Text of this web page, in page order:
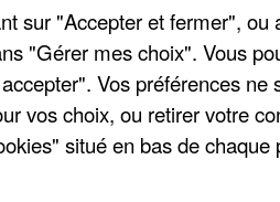
s’inscrit dans
sur "Accepter et fermer", ou
"Gérer mes choix". Vous
Vos préférences ne
vos choix, ou retirer votre
situé en bas de chaque